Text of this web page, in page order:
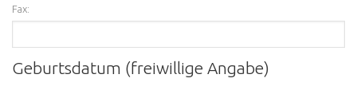
Fax:
Geburtsdatum (freiwillige Angabe)